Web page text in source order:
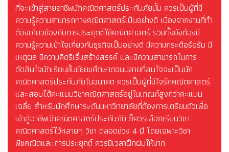
ที่จะเข้าสู่สายอาชีพนักคณิตศาสตร์ประกันภัยนั้น ควรเป็นผู้ที่มี
ความรู้ความสามารถทางคณิตศาสตร์เป็นอย่างดี เนื่องจากงานที่ทำ
ต้องเกี่ยวข้องกับการประยุกต์ใช้คณิตศาสตร์ รวมทั้งยังต้องมี
ความรู้ความเข้าใจเกี่ยวกับธุรกิจเป็นอย่างดี มีความกระตือรือร้น มี
เหตุผล มีความคิดริเริ่มสร้างสรรค์ และมีความสามารถในการ
ตัดสินใจนักเรียนชั้นมัธยมศึกษาตอนปลายที่สนใจจะเป็นนัก
คณิตศาสตร์ประกันภัยในอนาคต ควรเป็นผู้ที่มีใจรักคณิตศาสตร์
และสอบได้คะแนนวิชาคณิตศาสตร์อยู่ในเกณฑ์สูงกว่าคะแนน
เฉลี่ย สำหรับนักศึกษาระดับมหาวิทยาลัยที่ต้องการเตรียมตัวเพื่อ
เข้าสู่อาชีพนักคณิตศาสตร์ประกันภัย ก็ควรเลือกเรียนวิชา
คณิตศาสตร์ไว้หลายๆ วิชา ตลอดช่วง 4 ปี โดยเฉพาะวิชา
พีชคณิตและการประยุกต์ ควรมีเวลาฝึกฝนให้มาก